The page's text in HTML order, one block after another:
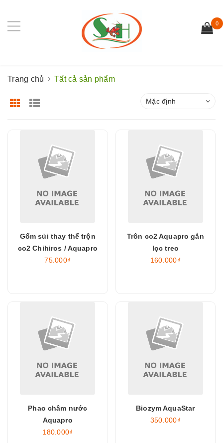
0
Trang chủ Tất cả sản phẩm
Mặc định
Gốm sủi thay thế trộn
co2 Chihiros / Aquapro
75.000₫
Trôn co2 Aquapro gắn
lọc treo
160.000₫
Phao châm nước
Aquapro
180.000₫
Biozym AquaStar
350.000₫